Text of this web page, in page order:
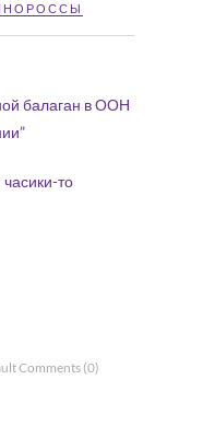
балаган в ООН
то
Comments (0)